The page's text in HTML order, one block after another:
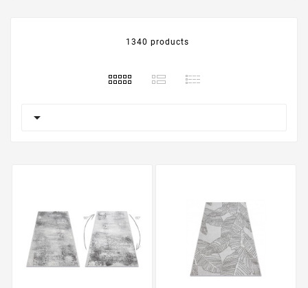
1340 products
